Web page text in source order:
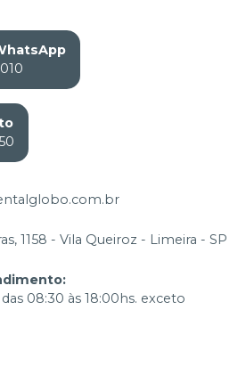
1158 - Vila Queiroz - Limeira - SP
:
08:30 às 18:00hs. exceto